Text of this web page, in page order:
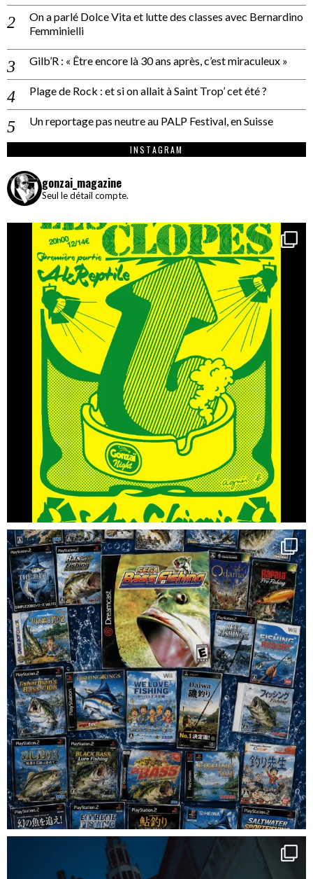
On a parlé Dolce Vita et lutte des classes avec Bernardino
Femminielli
Gilb’R : « Être encore là 30 ans après, c’est miraculeux »
Plage de Rock : et si on allait à Saint Trop’ cet été ?
Un reportage pas neutre au PALP Festival, en Suisse
INSTAGRAM
gonzai_magazine
Seul le détail compte.